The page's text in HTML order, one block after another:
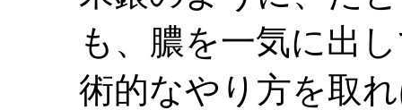
も、膿を一気に出
術的なやり方を取